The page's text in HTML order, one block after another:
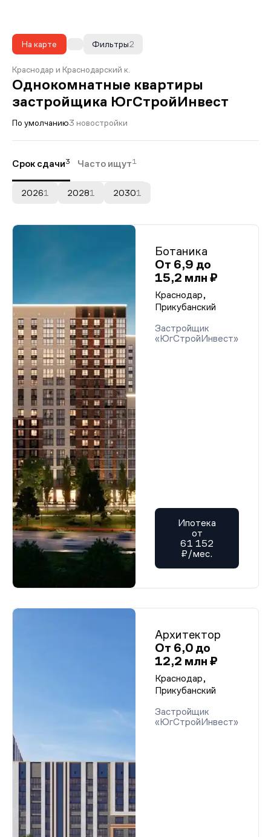
На карте 2
Фильтры
Краснодар и Краснодарский к.
Однокомнатные квартиры
застройщика ЮгСтройИнвест
По умолчанию3 новостройки
Срок сдачи3 Часто ищут1
20261 20281 20301
Ботаника
От 6,9 до
15,2 млн ₽
Краснодар,
Прикубанский
Застройщик
«ЮгСтройИнвест»
Ипотека
от
61 152
₽/мес.
Архитектор
От 6,0 до
12,2 млн ₽
Краснодар,
Прикубанский
Застройщик
«ЮгСтройИнвест»